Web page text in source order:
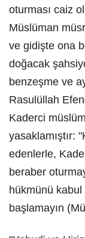
oturması caiz
Müslüman
ve gidişte ona
doğacak
benzeşme ve
Rasulüllah
Kaderci
yasaklamıştır:
edenlerle,
beraber
hükmünü
başlamayın